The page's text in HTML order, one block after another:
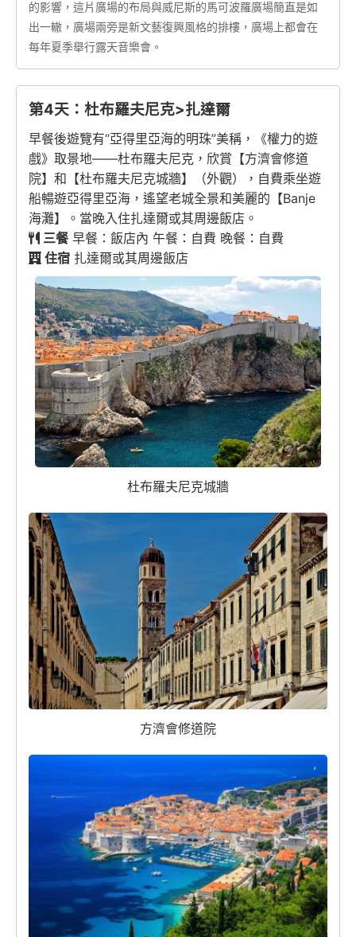
的影響，這片廣場的布局與威尼斯的馬可波羅廣場簡直是如
出一轍，廣場兩旁是新文藝復興風格的排樓，廣場上都會在
每年夏季舉行露天音樂會。
第4天：杜布羅夫尼克>扎達爾
早餐後遊覽有“亞得里亞海的明珠”美稱，《權力的遊
戲》取景地——杜布羅夫尼克，欣賞【方濟會修道
院】和【杜布羅夫尼克城牆】（外觀），自費乘坐遊
船暢遊亞得里亞海，遙望老城全景和美麗的【Banje
海灘】。當晚入住扎達爾或其周邊飯店。
三餐早餐：飯店內 午餐：自費 晚餐：自費
住宿 扎達爾或其周邊飯店
杜布羅夫尼克城牆
方濟會修道院